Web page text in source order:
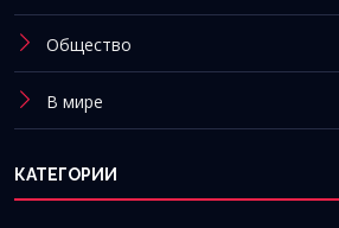
Общество
В мире
КАТЕГОРИИ